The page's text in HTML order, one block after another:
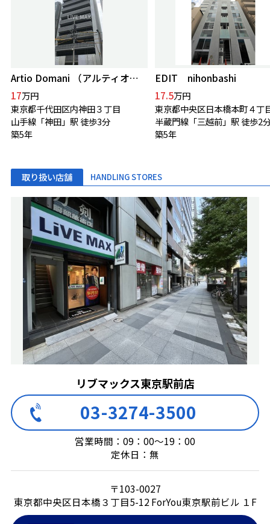
Artio Domani （アルティオドマーニ）
17万円
東京都千代田区内神田３丁目
山手線「神田」駅 徒歩3分
築5年
EDIT nihonbashi
17.5万円
東京都中央区日本橋本町４丁
半蔵門線「三越前」駅 徒歩2
築5年
取り扱い店舗 HANDLING STORES
リブマックス東京駅前店
03-3274-3500
営業時間：09：00～19：00
定休日：無
〒103-0027
東京都中央区日本橋３丁目5-12 ForYou東京駅前ビル １F